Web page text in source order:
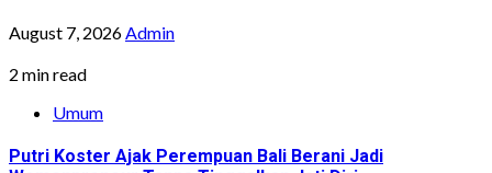
August 7, 2026Admin
2 min read
Umum
Putri Koster Ajak Perempuan Bali Berani Jadi